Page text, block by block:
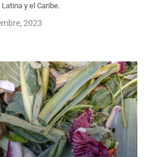
y el Caribe.
2023